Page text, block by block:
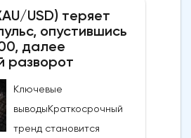
USD) теряет
опустившись
далее
разворот
Ключевые
выводыКраткосрочный
тренд становится